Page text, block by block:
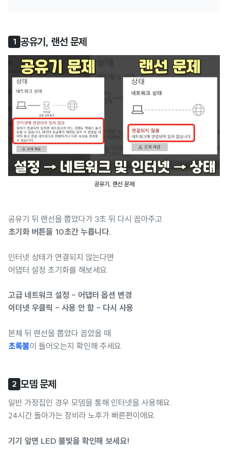
1 공유기, 랜선 문제
공유기, 랜선 문제
공유기 뒤 랜선을 뽑았다가 3초 뒤 다시 꼽아주고
초기화 버튼을 10초간 누릅니다.
인터넷 상태가 연결되지 않는다면
어댑터 설정 초기화를 해보세요.
고급 네트워크 설정 - 어댑터 옵션 변경
이더넷 우클릭 - 사용 안 함 - 다시 사용
본체 뒤 랜선을 뽑았다 꼽았을 때
초록불이 들어오는지 확인해 주세요.
2 모뎀 문제
일반 가정집인 경우 모뎀을 통해 인터넷을 사용해요.
24시간 돌아가는 장비라 노후가 빠른편이에요.
기기 앞면 LED 불빛을 확인해 보세요!